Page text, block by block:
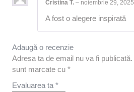
Cristina T. – noiembrie 29, 2025
A fost o alegere inspirată
Adaugă o recenzie
Adresa ta de email nu va fi publicată.
sunt marcate cu *
Evaluarea ta *